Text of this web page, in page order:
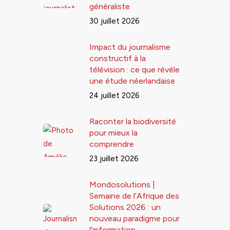
généraliste
30 juillet 2026
Impact du journalisme
constructif à la
télévision : ce que révèle
une étude néerlandaise
24 juillet 2026
Raconter la biodiversité
pour mieux la
comprendre
23 juillet 2026
Mondosolutions |
Semaine de l’Afrique des
Solutions 2026 : un
nouveau paradigme pour